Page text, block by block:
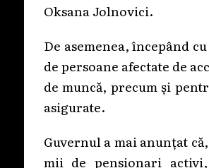
Oksana Jolnovici.
De asemenea, începând
de persoane afectate de
de muncă, precum și
asigurate.
Guvernul a mai anunțat
mii de pensionari